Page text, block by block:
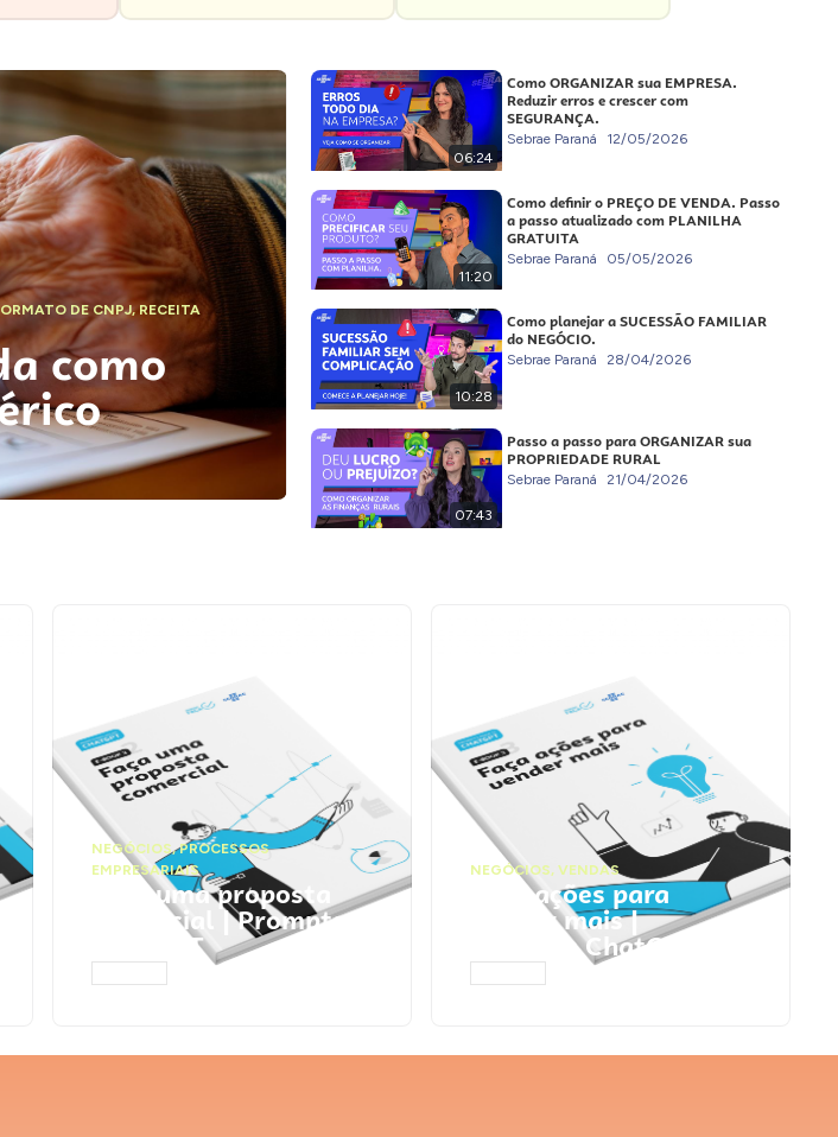
DE CNPJ,RECEITA
como
06:24
Como ORGANIZAR sua EMPRESA.
Reduzir erros e crescer com
SEGURANÇA.
Sebrae Paraná 12/05/2026
11:20
Como definir o PREÇO DE VENDA. Passo
a passo atualizado com PLANILHA
GRATUITA
Sebrae Paraná 05/05/2026
10:28
Como planejar a SUCESSÃO FAMILIAR
do NEGÓCIO.
Sebrae Paraná 28/04/2026
07:43
Passo a passo para ORGANIZAR sua
PROPRIEDADE RURAL
Sebrae Paraná 21/04/2026
NEGÓCIOS,PROCESSOS
EMPRESARIAIS
Faça uma proposta
comercial | Prompts
ChatGPT
NEGÓCIOS, VENDAS
Faça ações para
vender mais |
Prompts ChatGPT